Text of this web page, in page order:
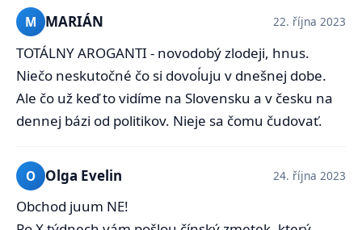
M MARIÁN 22. října 2023
TOTÁLNY AROGANTI - novodobý zlodeji, hnus.
Niečo neskutočné čo si dovoĺuju v dnešnej dobe.
Ale čo už keď to vidíme na Slovensku a v česku na
dennej bázi od politikov. Nieje sa čomu čudovať.
O Olga Evelin 24. října 2023
Obchod juum NE!